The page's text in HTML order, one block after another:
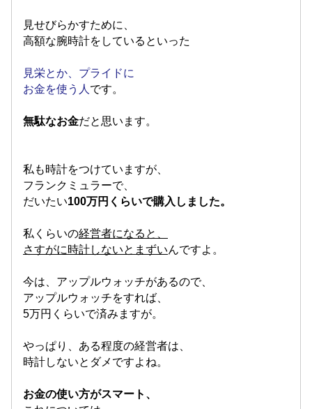
見せびらかすために、
高額な腕時計をしている といった
見栄とか、プライドに
お金を使う人 です。
無駄なお金だと思います。
私も時計をつけていますが、
フランクミュラーで、
だいたい100万円くらいで購入しました。
私くらいの経営者になると、
さすがに時計しないとまずいんですよ。
今は、アップルウォッチがあるので、
アップルウォッチをすれば、
5万円くらいで済みますが。
やっぱり、ある程度の経営者は、
時計しないとダメですよね。
お金の使い方がスマート、